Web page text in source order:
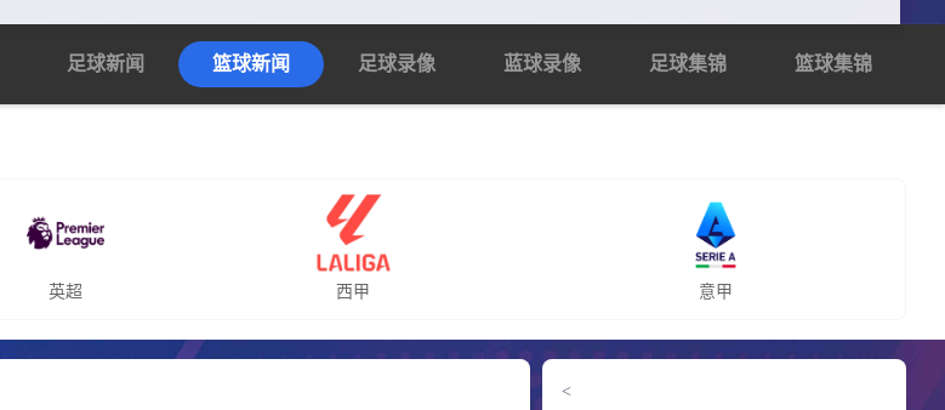
足球新闻 篮球新闻 足球录像 蓝球录像 足球集锦 篮球集锦
英超 西甲 意甲
<